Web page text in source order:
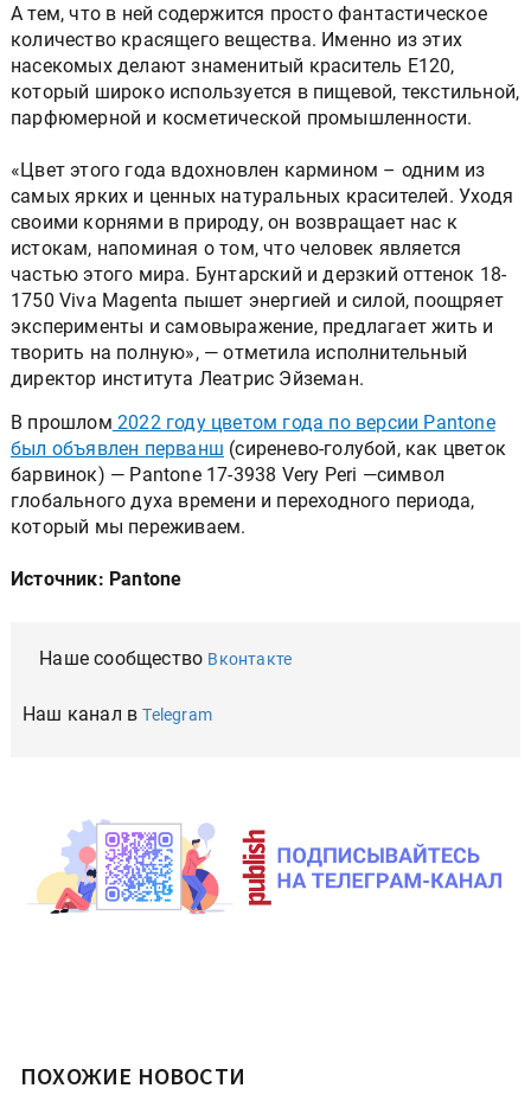
А тем, что в ней содержится просто фантастическое
количество красящего вещества. Именно из этих
насекомых делают знаменитый краситель Е120,
который широко используется в пищевой, текстильной,
парфюмерной и косметической промышленности.
«Цвет этого года вдохновлен кармином – одним из
самых ярких и ценных натуральных красителей. Уходя
своими корнями в природу, он возвращает нас к
истокам, напоминая о том, что человек является
частью этого мира. Бунтарский и дерзкий оттенок 18-
1750 Viva Magenta пышет энергией и силой, поощряет
эксперименты и самовыражение, предлагает жить и
творить на полную», — отметила исполнительный
директор института Леатрис Эйземан.
В прошлом 2022 году цветом года по версии Pantone
был объявлен перванш (сиренево-голубой, как цветок
барвинок) — Pantone 17-3938 Very Peri —символ
глобального духа времени и переходного периода,
который мы переживаем.
Источник: Pantone
Наше сообщество Вконтакте
Наш канал вTelegram
ПОХОЖИЕ НОВОСТИ